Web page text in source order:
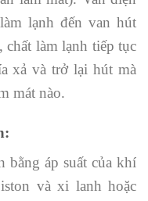
lạnh đến van hút
làm lạnh tiếp tục
xả và trở lại hút mà
mát nào.
bằng áp suất của khí
và xi lanh hoặc